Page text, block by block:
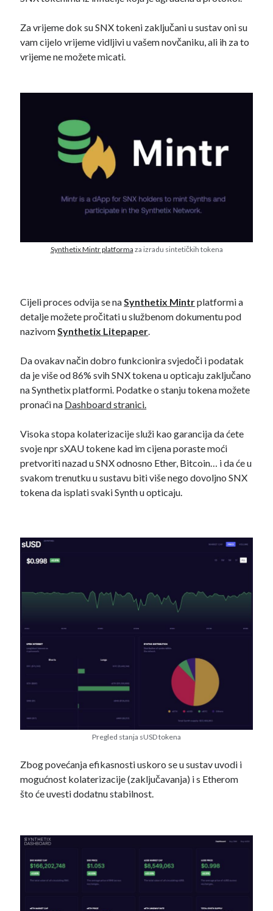
Za vrijeme dok su SNX tokeni zaključani u sustav oni su
vam cijelo vrijeme vidljivi u vašem novčaniku, ali ih za to
vrijeme ne možete micati.
Synthetix Mintr platforma za izradu sintetičkih tokena
Cijeli proces odvija se naSynthetix Mintrplatformi a
detalje možete pročitati u službenom dokumentu pod
nazivomSynthetix Litepaper.
Da ovakav način dobro funkcionira svjedoči i podatak
da je više od 86% svih SNX tokena u opticaju zaključano
na Synthetix platformi. Podatke o stanju tokena možete
pronaći na Dashboard stranici.
Visoka stopa kolaterizacije služi kao garancija da ćete
svoje npr sXAU tokene kad im cijena poraste moći
pretvoriti nazad u SNX odnosno Ether, Bitcoin… i da će u
svakom trenutku u sustavu biti više nego dovoljno SNX
tokena da isplati svaki Synth u opticaju.
Pregled stanja sUSD tokena
Zbog povećanja efikasnosti uskoro se u sustav uvodi i
mogućnost kolaterizacije (zaključavanja) i s Etherom
što će uvesti dodatnu stabilnost.